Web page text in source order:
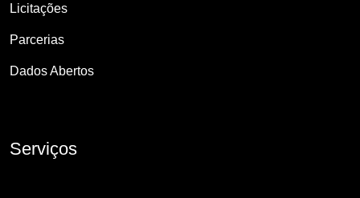
Licitações
Parcerias
Dados Abertos
Serviços